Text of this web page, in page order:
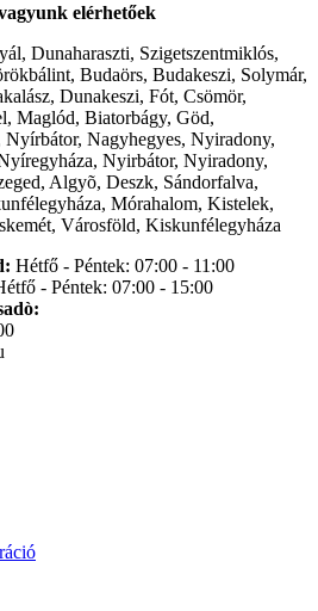
elérhetőek
Dunaharaszti, Szigetszentmiklós,
Budaörs, Budakeszi, Solymár,
Dunakeszi, Fót, Csömör,
Maglód, Biatorbágy, Göd,
Nyírbátor, Nagyhegyes, Nyiradony,
Nyirbátor, Nyiradony,
Algyõ, Deszk, Sándorfalva,
Mórahalom, Kistelek,
Városföld, Kiskunfélegyháza
Hétfő - Péntek: 07:00 - 11:00
- Péntek: 07:00 - 15:00